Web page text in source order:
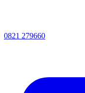
0821 279660